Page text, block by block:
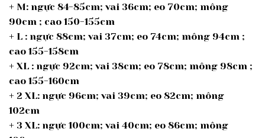
+ M: ngực 84-85cm; vai 36cm; eo 70cm; mông
90cm ; cao 150-155cm
+ L : ngực 88cm; vai 37cm; eo 74cm; mông 94cm ;
cao 155-158cm
+ XL : ngực 92cm; vai 38cm; eo 78cm; mông 98cm ;
cao 155-160cm
+ 2 XL: ngực 96cm; vai 39cm; eo 82cm; mông
102cm
+ 3 XL: ngực 100cm; vai 40cm; eo 86cm; mông